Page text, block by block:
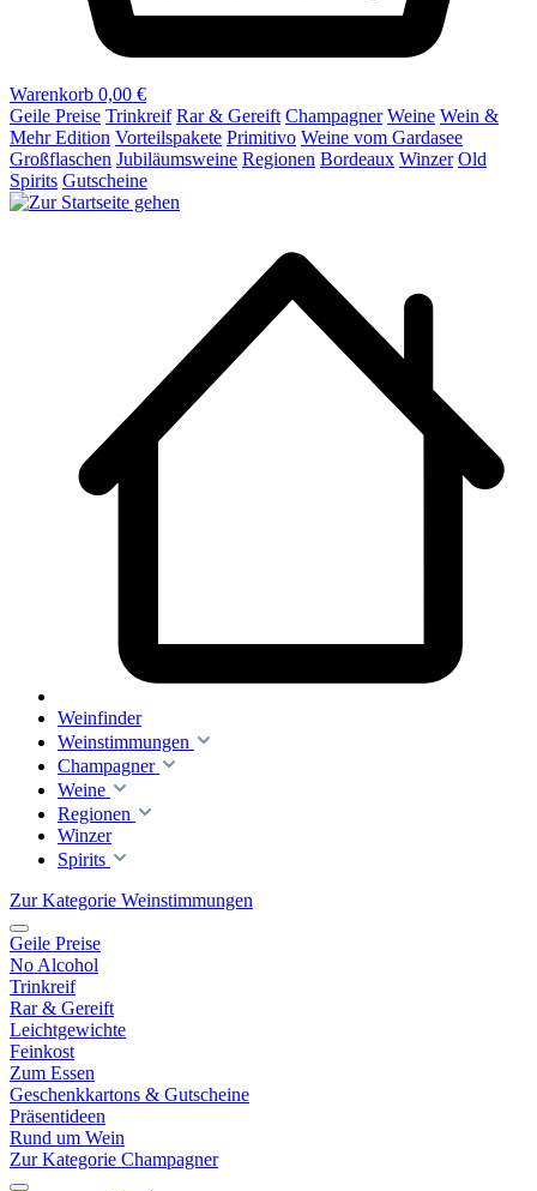
Warenkorb 0,00 €
Geile Preise Trinkreif Rar & Gereift Champagner Weine Wein &
Mehr Edition Vorteilspakete Primitivo Weine vom Gardasee
Großflaschen Jubiläumsweine Regionen Bordeaux Winzer Old
Spirits Gutscheine
Weinfinder
Weinstimmungen
Champagner
Weine
Regionen
Winzer
Spirits
Zur Kategorie Weinstimmungen
Geile Preise
No Alcohol
Trinkreif
Rar & Gereift
Leichtgewichte
Feinkost
Zum Essen
Geschenkkartons & Gutscheine
Präsentideen
Rund um Wein
Zur Kategorie Champagner